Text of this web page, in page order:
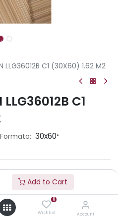
Add to Cart
0
Wishlist Account
LLG36012B C1 (30X60) 1.62 M2
C1
Formato: 30x60•